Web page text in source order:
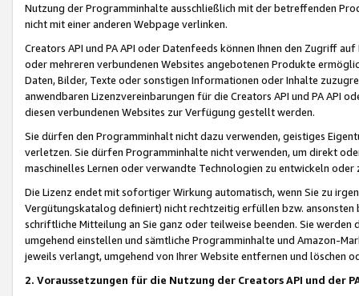
Nutzung der Programminhalte ausschließlich mit der betreffenden
nicht mit einer anderen Webpage verlinken.
Creators API und PA API oder Datenfeeds können Ihnen den Zugriff
oder mehreren verbundenen Websites angebotenen Produkte
Daten, Bilder, Texte oder sonstigen Informationen oder Inhalte
anwendbaren Lizenzvereinbarungen für die Creators API und PA API
diesen verbundenen Websites zur Verfügung gestellt werden.
Sie dürfen den Programminhalt nicht dazu verwenden, geistiges
verletzen. Sie dürfen Programminhalte nicht verwenden, um direkt
maschinelles Lernen oder verwandte Technologien zu entwickeln
Die Lizenz endet mit sofortiger Wirkung automatisch, wenn Sie zu
Vergütungskatalog definiert) nicht rechtzeitig erfüllen bzw. ansonsten
schriftliche Mitteilung an Sie ganz oder teilweise beenden. Sie werden
umgehend einstellen und sämtliche Programminhalte und Amazon-
jeweils verlangt, umgehend von Ihrer Website entfernen und löschen
2. Voraussetzungen für die Nutzung der Creators API und der